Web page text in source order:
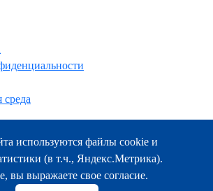
среда
пр-т Троицкий, 51
63
используются файлы cookie и
(в т.ч., Яндекс.Метрика).
вы выражаете свое согласие.